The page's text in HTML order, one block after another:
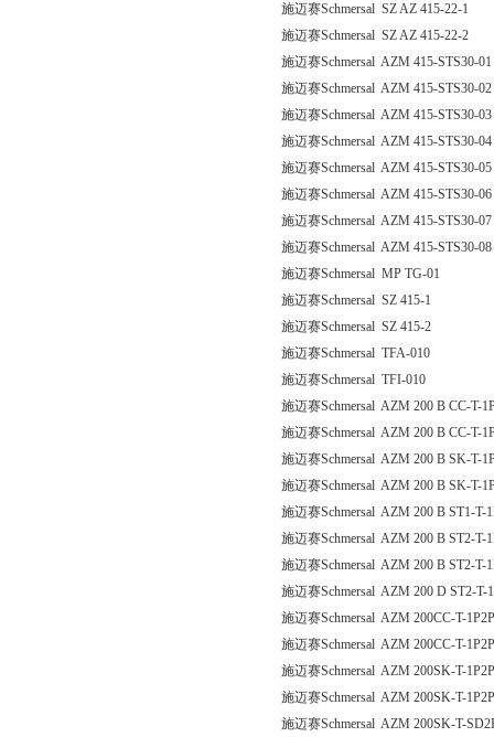
施迈赛Schmersal SZ AZ 415-22-1
施迈赛Schmersal SZ AZ 415-22-2
施迈赛Schmersal AZM 415-STS30-01
施迈赛Schmersal AZM 415-STS30-02
施迈赛Schmersal AZM 415-STS30-03
施迈赛Schmersal AZM 415-STS30-04
施迈赛Schmersal AZM 415-STS30-05
施迈赛Schmersal AZM 415-STS30-06
施迈赛Schmersal AZM 415-STS30-07
施迈赛Schmersal AZM 415-STS30-08
施迈赛Schmersal MP TG-01
施迈赛Schmersal SZ 415-1
施迈赛Schmersal SZ 415-2
施迈赛Schmersal TFA-010
施迈赛Schmersal TFI-010
施迈赛Schmersal AZM 200 B CC-T-
施迈赛Schmersal AZM 200 B CC-T-
施迈赛Schmersal AZM 200 B SK-T-
施迈赛Schmersal AZM 200 B SK-T-
施迈赛Schmersal AZM 200 B ST1-T-
施迈赛Schmersal AZM 200 B ST2-T-
施迈赛Schmersal AZM 200 B ST2-T-
施迈赛Schmersal AZM 200 D ST2-T-
施迈赛Schmersal AZM 200CC-T-
施迈赛Schmersal AZM 200CC-T-
施迈赛Schmersal AZM 200SK-T-
施迈赛Schmersal AZM 200SK-T-
施迈赛Schmersal AZM 200SK-T-